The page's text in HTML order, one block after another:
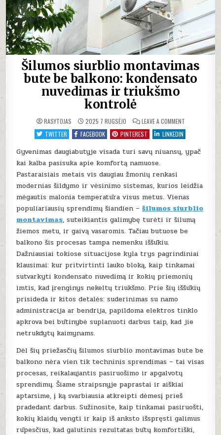
Šilumos siurblio montavimas
bute be balkono: kondensato
nuvedimas ir triukšmo
kontrolė
RASYTOJAS 2025 7 RUGSĖJO LEAVE A COMMENTON
MONTAVIMAS
BE
BALKONO:
KONTROLĖ
TWITTER FACEBOOK PINTEREST LINKEDIN
Gyvenimas daugiabutyje visada turi savų niuansų, ypač
kai kalba pasisuka apie komfortą namuose.
Pastaraisiais metais vis daugiau žmonių renkasi
modernias šildymo ir vėsinimo sistemas, kurios leidžia
mėgautis malonia temperatūra visus metus. Vienas
populiariausių sprendimų šiandien –šilumos siurblio
montavimas, suteikiantis galimybę turėti ir šilumą
žiemos metu, ir gaivą vasaromis. Tačiau butuose be
balkono šis procesas tampa nemenku iššūkiu.
Dažniausiai tokiose situacijose kyla trys pagrindiniai
klausimai: kur pritvirtinti lauko bloką, kaip tinkamai
sutvarkyti kondensato nuvedimą ir kokių priemonių
imtis, kad įrenginys nekeltų triukšmo. Prie šių iššūkių
prisideda ir kitos detalės: suderinimas su namo
administracija ar bendrija, papildoma elektros tinklo
apkrova bei būtinybė suplanuoti darbus taip, kad jie
netrukdytų kaimynams.
Dėl šių priežasčių šilumos siurblio montavimas bute be
balkono nėra vien tik techninis sprendimas – tai visas
procesas, reikalaujantis pasiruošimo ir apgalvotų
sprendimų. Šiame straipsnyje paprastai ir aiškiai
aptarsime, į ką svarbiausia atkreipti dėmesį prieš
pradedant darbus. Sužinosite, kaip tinkamai pasiruošti,
kokių klaidų vengti ir kaip iš anksto išspręsti galimus
rūpesčius, kad galutinis rezultatas būtų komfortiški,